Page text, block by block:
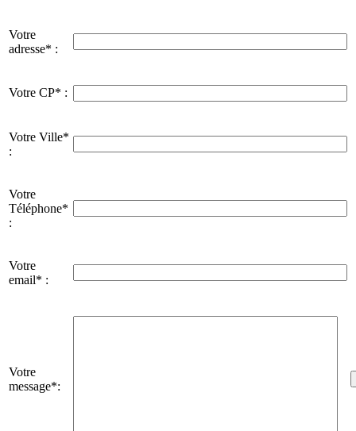
Votre
adresse* :
Votre CP* :
Votre Ville*
:
Votre
Téléphone*
:
Votre
email* :
Votre
message*: